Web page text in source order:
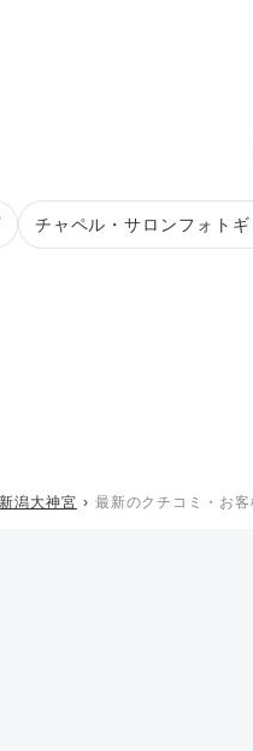
チャペル・サロンフォトギ
新潟大神宮 最新のクチコミ・お